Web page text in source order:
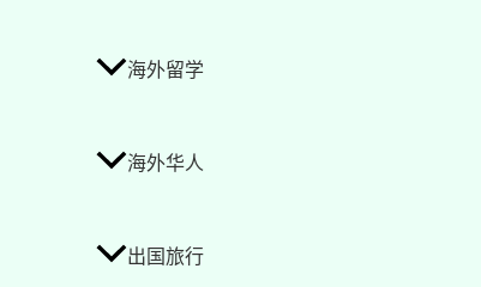
海外留学
海外华人
出国旅行